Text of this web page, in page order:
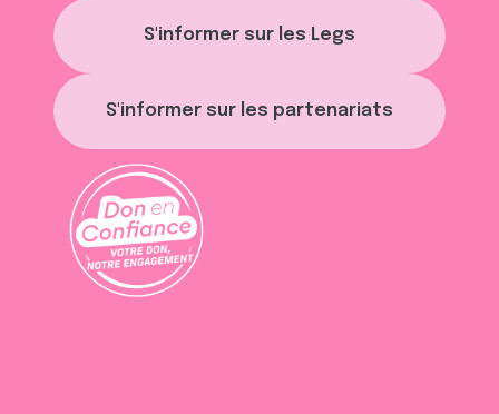
S'informer sur les Legs
S'informer sur les partenariats